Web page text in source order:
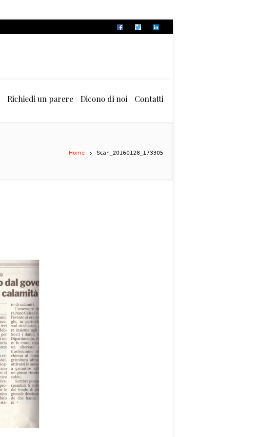
Richiedi un parere Dicono di noi Contatti
Home Scan_20160128_173305